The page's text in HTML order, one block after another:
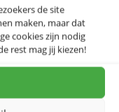
de site
maken, maar dat
cookies zijn nodig
rest mag jij kiezen!
meesterwerk,
het milieu. We